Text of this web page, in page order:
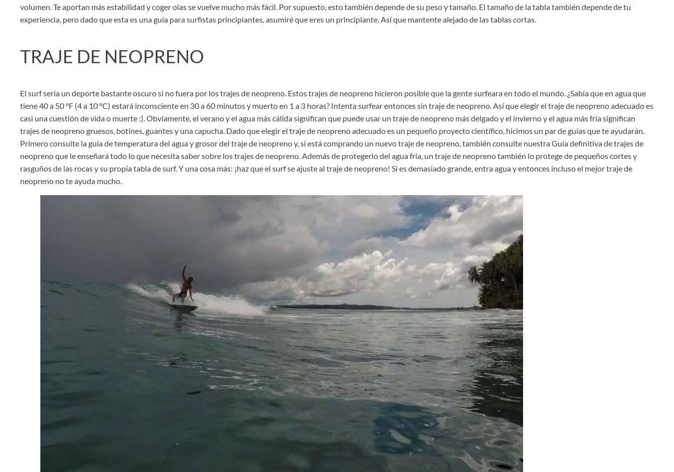
volumen. Te aportan más estabilidad y coger olas se vuelve mucho más fácil. Por supuesto, esto también depende de su peso y tamaño. El tamaño de la tabla también depende de tu
experiencia, pero dado que esta es una guía para surfistas principiantes, asumiré que eres un principiante. Así que mantente alejado de las tablas cortas.
TRAJE DE NEOPRENO
El surf sería un deporte bastante oscuro si no fuera por los trajes de neopreno. Estos trajes de neopreno hicieron posible que la gente surfeara en todo el mundo. ¿Sabía que en agua que
tiene 40 a 50 °F (4 a 10 °C) estará inconsciente en 30 a 60 minutos y muerto en 1 a 3 horas? Intenta surfear entonces sin traje de neopreno. Así que elegir el traje de neopreno adecuado es
casi una cuestión de vida o muerte :). Obviamente, el verano y el agua más cálida significan que puede usar un traje de neopreno más delgado y el invierno y el agua más fría significan
trajes de neopreno gruesos, botines, guantes y una capucha. Dado que elegir el traje de neopreno adecuado es un pequeño proyecto científico, hicimos un par de guías que te ayudarán.
Primero consulte la guía de temperatura del agua y grosor del traje de neopreno y, si está comprando un nuevo traje de neopreno, también consulte nuestra Guía definitiva de trajes de
neopreno que le enseñará todo lo que necesita saber sobre los trajes de neopreno. Además de protegerlo del agua fría, un traje de neopreno también lo protege de pequeños cortes y
rasguños de las rocas y su propia tabla de surf. Y una cosa más: ¡haz que el surf se ajuste al traje de neopreno! Si es demasiado grande, entra agua y entonces incluso el mejor traje de
neopreno no te ayuda mucho.